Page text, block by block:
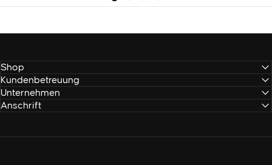
Shop
Kundenbetreuung
Unternehmen
Anschrift